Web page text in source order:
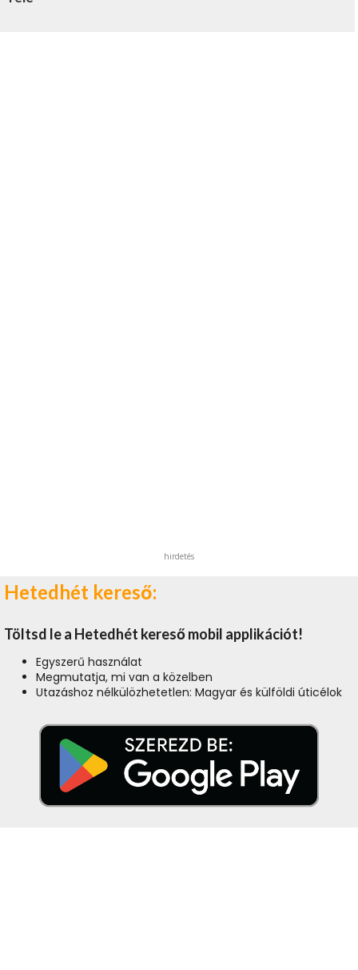
hirdetés
Hetedhét kereső:
Töltsd le a Hetedhét kereső mobil applikációt!
Egyszerű használat
Megmutatja, mi van a közelben
Utazáshoz nélkülözhetetlen: Magyar és külföldi úticélok